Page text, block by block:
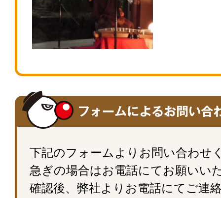
下記のフォームよりお問い合わせ
急ぎの場合はお電話にてお願いい
確認後、弊社よりお電話にてご連